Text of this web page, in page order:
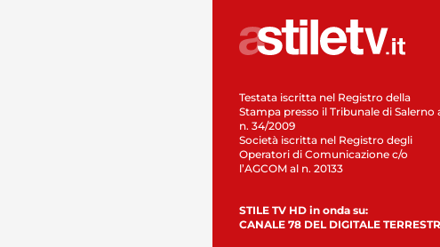
Testata iscritta nel Registro della
Stampa presso il Tribunale di Salerno
n. 34/2009
Società iscritta nel Registro degli
Operatori di Comunicazione c/o
l’AGCOM al n. 20133
STILE TV HD in onda su:
CANALE 78 DEL DIGITALE